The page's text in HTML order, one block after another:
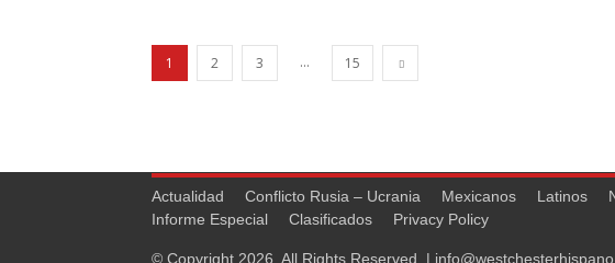
1 2 3 ... 15
Actualidad Conflicto Rusia – Ucrania Mexicanos Latinos
Informe Especial
Clasificados Privacy Policy
© Copyright 2026, All Rights Reserved. |